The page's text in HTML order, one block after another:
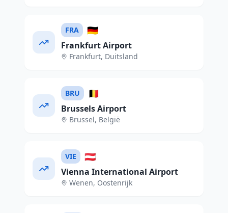
FRA 🇩🇪
Frankfurt Airport
Frankfurt, Duitsland
BRU 🇧🇪
Brussels Airport
Brussel, België
VIE 🇦🇹
Vienna International Airport
Wenen, Oostenrijk